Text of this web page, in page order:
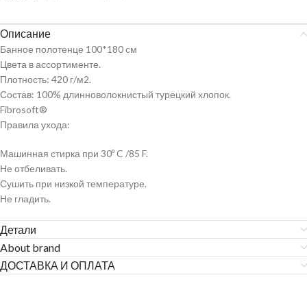
Описание
Банное полотенце 100*180 см
Цвета в ассортименте.
Плотность: 420 г/м2.
Состав: 100% длинноволокнистый турецкий хлопок.
Fibrosoft®
Правила ухода:
Машинная стирка при 30º C /85 F.
Не отбеливать.
Сушить при низкой температуре.
Не гладить.
Детали
About brand
ДОСТАВКА И ОПЛАТА